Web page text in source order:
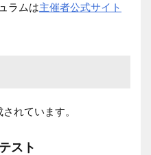
ラムは主催者公式サイト
れています。
スト